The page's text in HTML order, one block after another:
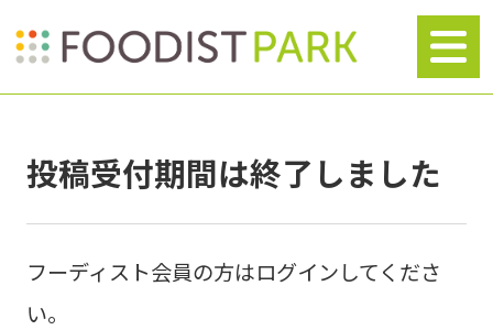
投稿受付期間は終了しました
フーディスト会員の方はログインしてくださ
い。